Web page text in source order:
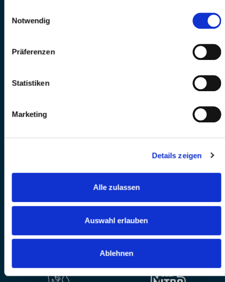
Notwendig
Präferenzen
Statistiken
Marketing
Details zeigen
Alle zulassen
Auswahl erlauben
Ablehnen